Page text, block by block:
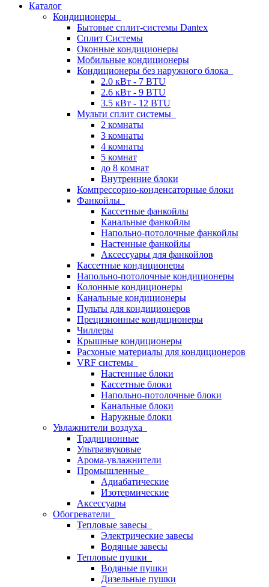
Каталог
Кондиционеры
Бытовые сплит-системы Dantex
Сплит Системы
Оконные кондиционеры
Мобильные кондиционеры
Кондиционеры без наружного блока
2.0 кВт - 7 BTU
2.6 кВт - 9 BTU
3.5 кВт - 12 BTU
Мульти сплит системы
2 комнаты
3 комнаты
4 комнаты
5 комнат
до 8 комнат
Внутренние блоки
Компрессорно-конденсаторные блоки
Фанкойлы
Кассетные фанкойлы
Канальные фанкойлы
Напольно-потолочные фанкойлы
Настенные фанкойлы
Аксессуары для фанкойлов
Кассетные кондиционеры
Напольно-потолочные кондиционеры
Колонные кондиционеры
Канальные кондиционеры
Пульты для кондиционеров
Прецизионные кондиционеры
Чиллеры
Крышные кондиционеры
Расхоные материалы для кондиционеров
VRF системы
Настенные блоки
Кассетные блоки
Напольно-потолочные блоки
Канальные блоки
Наружные блоки
Увлажнители воздуха
Традиционные
Ультразвуковые
Арома-увлажнители
Промышленныe
Адиабатические
Изотермические
Аксессуары
Обогреватели
Тепловые завесы
Электрические завесы
Водяные завесы
Тепловые пушки
Водяные пушки
Дизельные пушки